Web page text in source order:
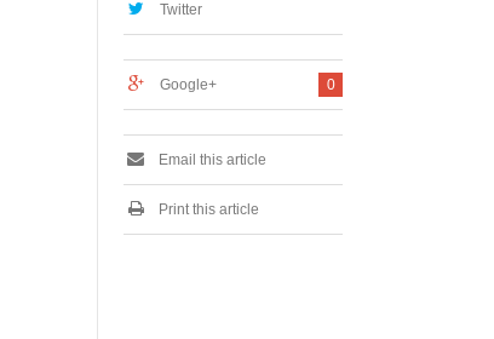
Twitter
0
Google+
Email this article
Print this article